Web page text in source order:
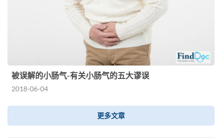
被误解的小肠气-有关小肠气的五大谬误
2018-06-04
更多文章